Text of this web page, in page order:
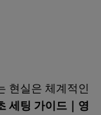
현실은 체계적인
세팅 가이드｜영